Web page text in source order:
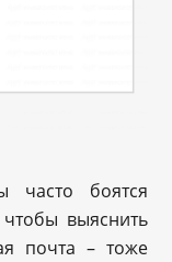
часто боятся
выяснить
почта – тоже